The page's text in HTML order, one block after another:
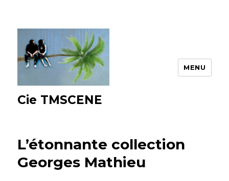
Cie TMSCENE
MENU
L’étonnante collection
Georges Mathieu